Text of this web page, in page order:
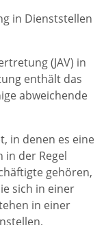
in Dienststellen
(JAV) in
enthält das
abweichende
in denen es eine
der Regel
gehören,
sich in einer
in einer